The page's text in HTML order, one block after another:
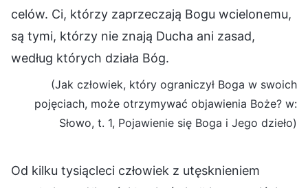
celów. Ci, którzy zaprzeczają Bogu wcielonemu,
są tymi, którzy nie znają Ducha ani zasad,
według których działa Bóg.
(Jak człowiek, który ograniczył Boga w swoich
pojęciach, może otrzymywać objawienia Boże? w:
Słowo, t. 1, Pojawienie się Boga i Jego dzieło)
Od kilku tysiącleci człowiek z utęsknieniem